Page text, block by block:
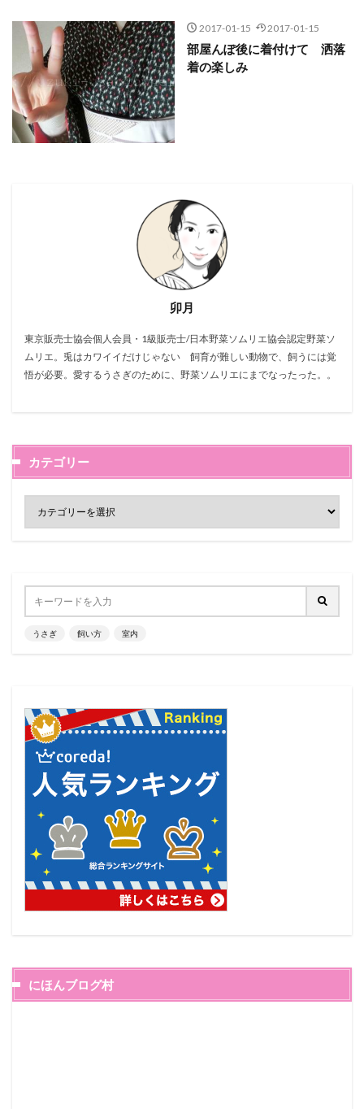
2017-01-15 2017-01-15
部屋んぽ後に着付けて 洒落
着の楽しみ
卯月
東京販売士協会個人会員・1級販売士/日本野菜ソムリエ協会認定野菜ソ
ムリエ。兎はカワイイだけじゃない 飼育が難しい動物で、飼うには覚
悟が必要。愛するうさぎのために、野菜ソムリエにまでなったった。。
カテゴリー
うさぎ 飼い方 室内
にほんブログ村